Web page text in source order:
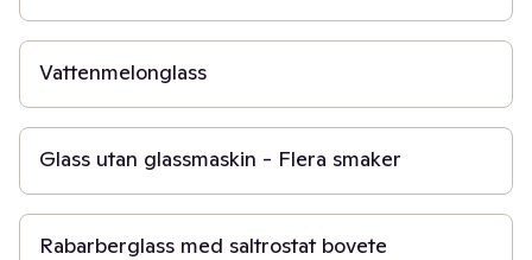
15 min
Vattenmelonglass
1 t
Glass utan glassmaskin - Flera smaker
40 min
Rabarberglass med saltrostat bovete